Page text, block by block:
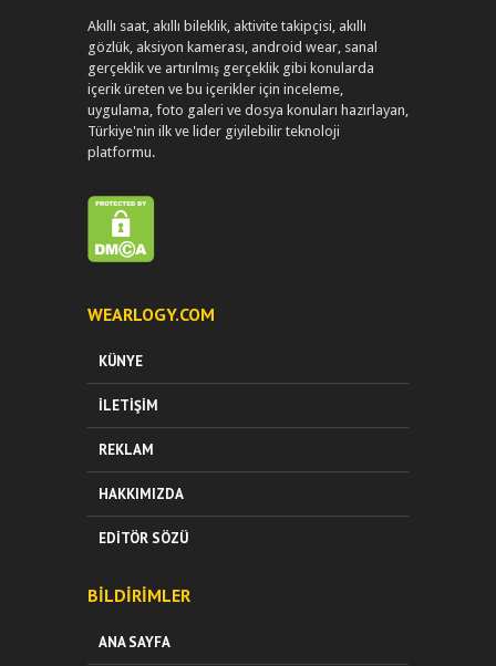
Akıllı saat, akıllı bileklik, aktivite takipçisi, akıllı
gözlük, aksiyon kamerası, android wear, sanal
gerçeklik ve artırılmış gerçeklik gibi konularda
içerik üreten ve bu içerikler için inceleme,
uygulama, foto galeri ve dosya konuları hazırlayan,
Türkiye'nin ilk ve lider giyilebilir teknoloji
platformu.
WEARLOGY.COM
KÜNYE
İLETIŞIM
REKLAM
HAKKIMIZDA
EDITÖR SÖZÜ
BILDIRIMLER
ANA SAYFA